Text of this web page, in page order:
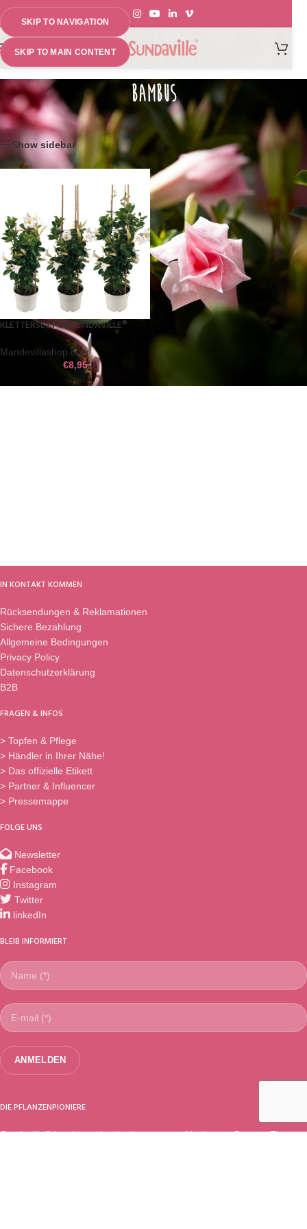
SKIP TO NAVIGATION
SKIP TO MAIN CONTENT
MENU
BAMBUS
Home»Kletterset für Sundaville® Einzelnes Ergebnis wird angezeigt
Show sidebar
KLETTERSET FÜR SUNDAVILLE®
Mandevillashop.com
€8,95
IN KONTAKT KOMMEN
Rücksendungen & Reklamationen
Sichere Bezahlung
Allgemeine Bedingungen
Privacy Policy
Datenschutzerklärung
B2B
FRAGEN & INFOS
> Topfen & Pflege
> Händler in Ihrer Nähe!
> Das offizielle Etikett
> Partner & Influencer
> Pressemappe
FOLGE UNS
Newsletter
Facebook
Instagram
Twitter
linkedIn
BLEIB INFORMIERT
DIE PFLANZENPIONIERE
Sundaville®ist eine weltweit eingetragene Marke vonSuntory Flowers